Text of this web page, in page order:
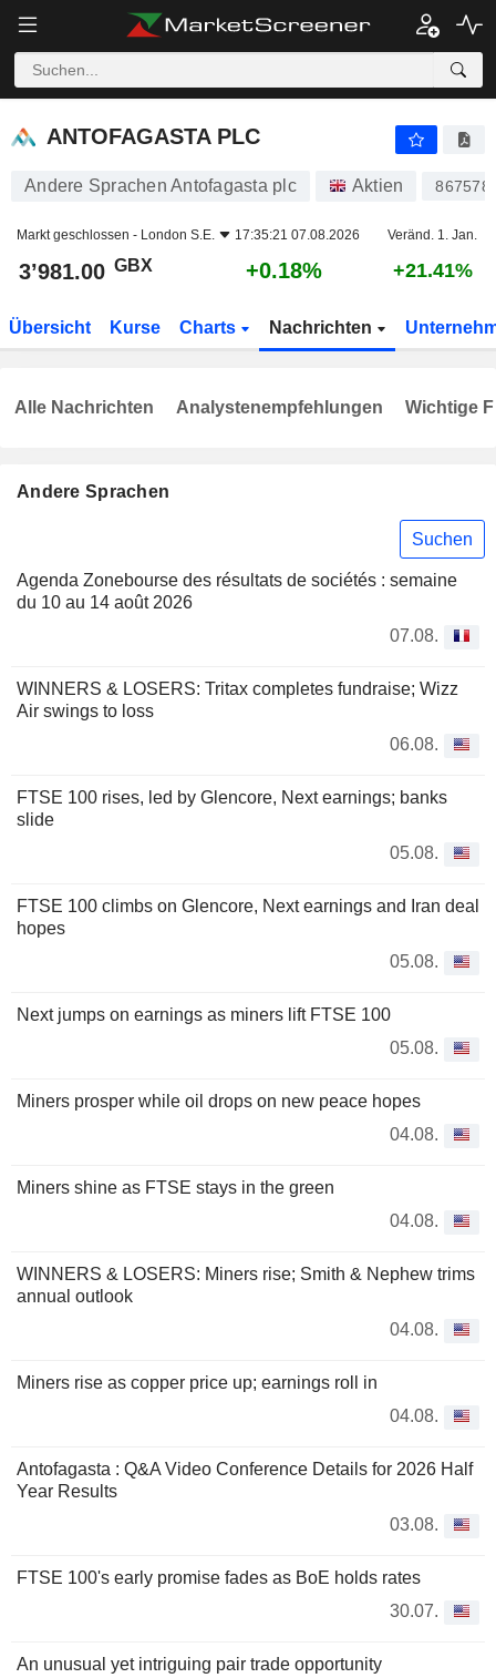
ANTOFAGASTA PLC
ANTOFAGASTA PLC
Andere Sprachen Antofagasta plc Aktien 867578
Markt geschlossen - London S.E. 17:35:21 07.08.2026 Veränd. 1. Jan.
3’981.00 GBX +0.18% +21.41%
Übersicht Kurse Charts Nachrichten
Andere Sprachen
Suchen
Agenda Zonebourse des résultats de sociétés : semaine
du 10 au 14 août 2026
07.08.
WINNERS & LOSERS: Tritax completes fundraise; Wizz
Air swings to loss
06.08.
FTSE 100 rises, led by Glencore, Next earnings; banks
slide
05.08.
FTSE 100 climbs on Glencore, Next earnings and Iran deal
hopes
05.08.
Next jumps on earnings as miners lift FTSE 100
05.08.
Miners prosper while oil drops on new peace hopes
04.08.
Miners shine as FTSE stays in the green
04.08.
WINNERS & LOSERS: Miners rise; Smith & Nephew trims
annual outlook
04.08.
Miners rise as copper price up; earnings roll in
04.08.
Antofagasta : Q&A Video Conference Details for 2026 Half
Year Results
03.08.
FTSE 100's early promise fades as BoE holds rates
30.07.
An unusual yet intriguing pair trade opportunity
Alle Nachrichten Analystenempfehlungen Wichtige